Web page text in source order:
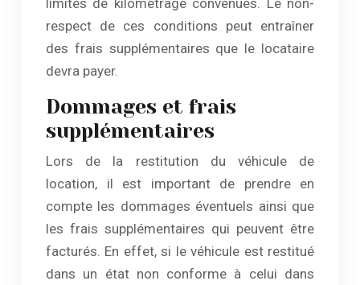
limites de kilométrage convenues. Le non-
respect de ces conditions peut entraîner
des frais supplémentaires que le locataire
devra payer.
Dommages et frais
supplémentaires
Lors de la restitution du véhicule de
location, il est important de prendre en
compte les dommages éventuels ainsi que
les frais supplémentaires qui peuvent être
facturés. En effet, si le véhicule est restitué
dans un état non conforme à celui dans